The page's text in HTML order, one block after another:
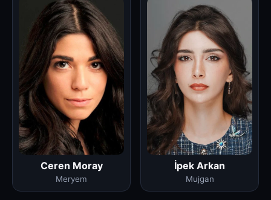
Ceren Moray
Meryem
İpek Arkan
Mujgan